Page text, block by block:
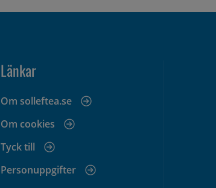
Länkar
Om solleftea.se
Om cookies
Tyck till
Personuppgifter